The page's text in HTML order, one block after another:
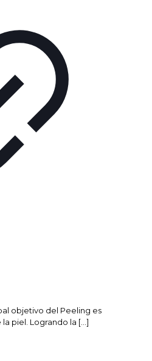
objetivo del Peeling es
piel. Logrando la […]